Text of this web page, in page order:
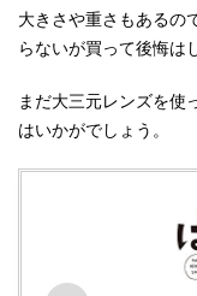
大きさや重さもあるの
らないが買って後悔は
まだ大三元レンズを使
はいかがでしょう。